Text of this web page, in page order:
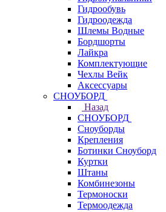
Гидрообувь
Гидроодежда
Шлемы Водные
Бордшорты
Лайкра
Комплектующие
Чехлы Вейк
Аксессуары
СНОУБОРД
Назад
СНОУБОРД
Сноуборды
Крепления
Ботинки Сноуборд
Куртки
Штаны
Комбинезоны
Термоноски
Термоодежда